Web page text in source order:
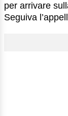
per arrivare
Seguiva